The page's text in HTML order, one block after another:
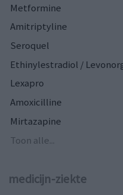
Metformine
Amitriptyline
Seroquel
Ethinylestradiol /
Lexapro
Amoxicilline
Mirtazapine
Toon alle...
medicijn-ziekte